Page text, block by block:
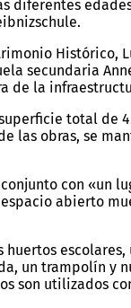
diferentes
secundaria
de la
total
las obras, se
con
abierto
un trampolín y
son utilizados